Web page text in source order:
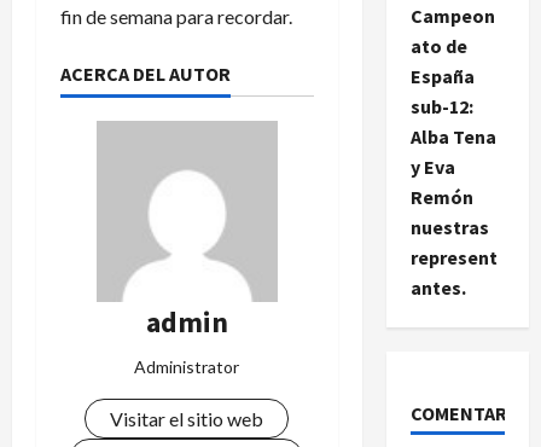
fin de semana para recordar.
ACERCA DEL AUTOR
admin
Administrator
Visitar el sitio web
Campeon
ato de
España
sub-12:
Alba Tena
y Eva
Remón
nuestras
represent
antes.
COMENTARIOS